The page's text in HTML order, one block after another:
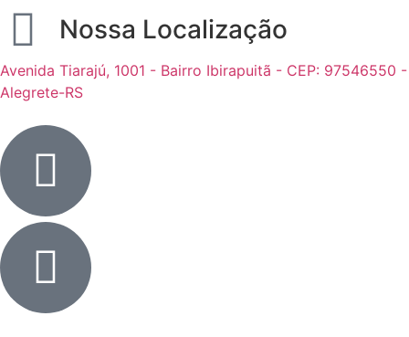
Nossa Localização
Avenida Tiarajú, 1001 - Bairro Ibirapuitã - CEP: 97546550 -
Alegrete-RS